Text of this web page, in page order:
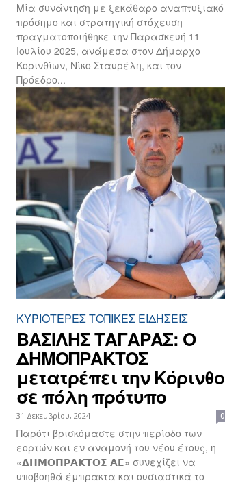
Μία συνάντηση με ξεκάθαρο αναπτυξιακό
πρόσημο και στρατηγική στόχευση
πραγματοποιήθηκε την Παρασκευή 11
Ιουλίου 2025, ανάμεσα στον Δήμαρχο
Κορινθίων, Νίκο Σταυρέλη, και τον
Πρόεδρο...
ΚΥΡΙΌΤΕΡΕΣ ΤΟΠΙΚΈΣ ΕΙΔΉΣΕΙΣ
ΒAΣΙΛΗΣ ΤΑΓΑΡΑΣ: O
ΔΗΜΟΠΡΑΚΤΟΣ
μετατρέπει την Κόρινθο
σε πόλη πρότυπο
31 Δεκεμβρίου, 2024 0
Παρότι βρισκόμαστε στην περίοδο των
εορτών και εν αναμονή του νέου έτους, η
«𝝙𝝜𝝡𝝤𝝥𝝦𝝖𝝟𝝩𝝤𝝨 𝝖𝝚» συνεχίζει να
υποβοηθά έμπρακτα και ουσιαστικά το